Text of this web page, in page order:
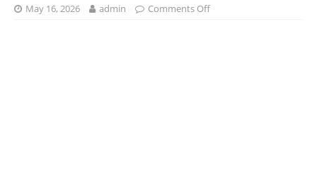
May 16, 2026 admin Comments Off